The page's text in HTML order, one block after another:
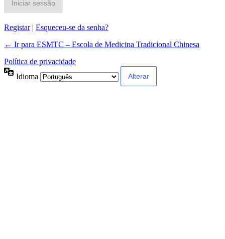
Registar| Esqueceu-se da senha?
← Ir para ESMTC – Escola de Medicina Tradicional Chinesa
Política de privacidade
Idioma